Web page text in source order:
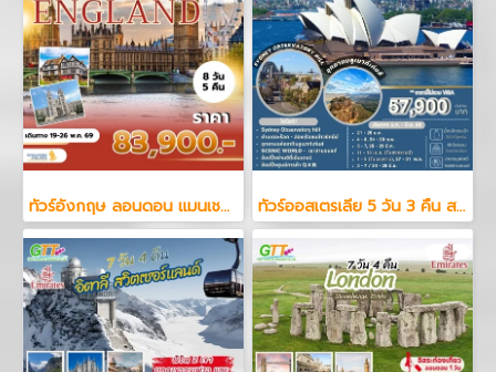
ทัวร์อังกฤษ ลอนดอน แมนเชสเตอร์ 8 วัน 5 คืน ทัวร์ออสเตรเลีย 5 วัน 3 คืน สายการบินฟิลิปปินส์ แอร์ไลน์